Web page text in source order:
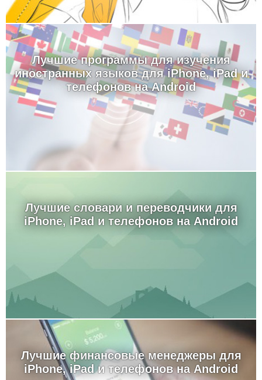
Лучшие программы для изучения
иностранных языков для iPhone, iPad и
телефонов на Android
Лучшие словари и переводчики для
iPhone, iPad и телефонов на Android
Лучшие финансовые менеджеры для
iPhone, iPad и телефонов на Android